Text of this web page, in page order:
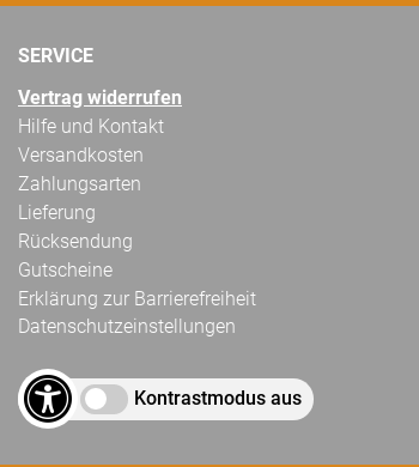
SERVICE
Vertrag widerrufen
Hilfe und Kontakt
Versandkosten
Zahlungsarten
Lieferung
Rücksendung
Gutscheine
Erklärung zur Barrierefreiheit
Datenschutzeinstellungen
Kontrastmodus aus